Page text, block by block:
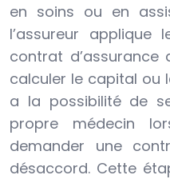
en soins ou en
l’assureur
contrat
calculer le capital ou
a la possibilité de
propre médecin
demander une
désaccord. Cette